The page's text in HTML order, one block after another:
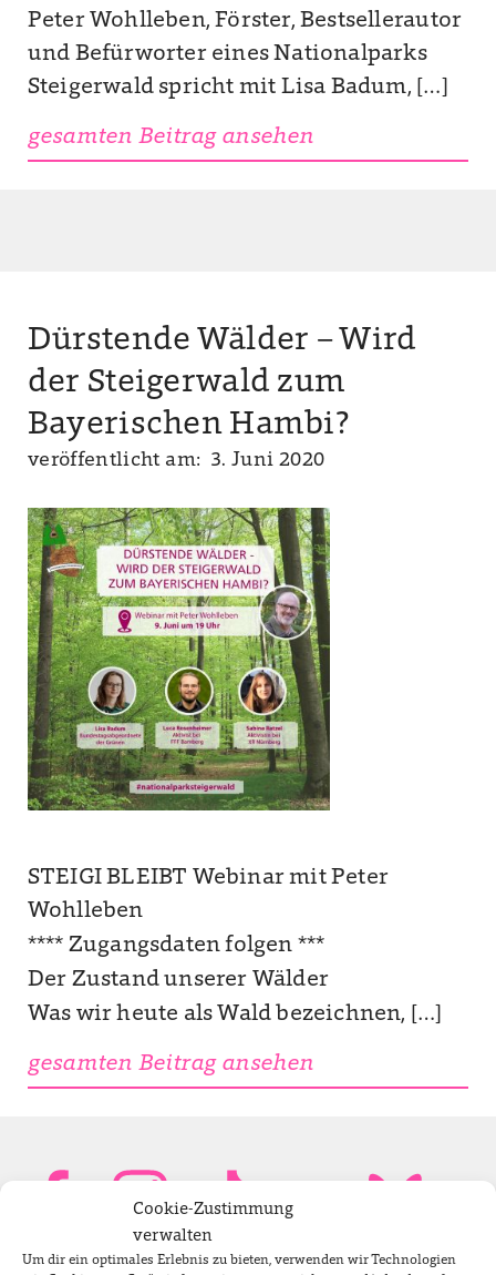
Cookie-Zustimmung
verwalten
Um dir ein optimales Erlebnis zu bieten, verwenden wir Technologien
Peter Wohlleben, Förster, Bestsellerautor
und Befürworter eines Nationalparks
Steigerwald spricht mit Lisa Badum, […]
gesamten Beitrag ansehen
Dürstende Wälder – Wird
der Steigerwald zum
Bayerischen Hambi?
veröffentlicht am: 3. Juni 2020
STEIGI BLEIBT Webinar mit Peter
Wohlleben
**** Zugangsdaten folgen ***
Der Zustand unserer Wälder
Was wir heute als Wald bezeichnen, […]
gesamten Beitrag ansehen